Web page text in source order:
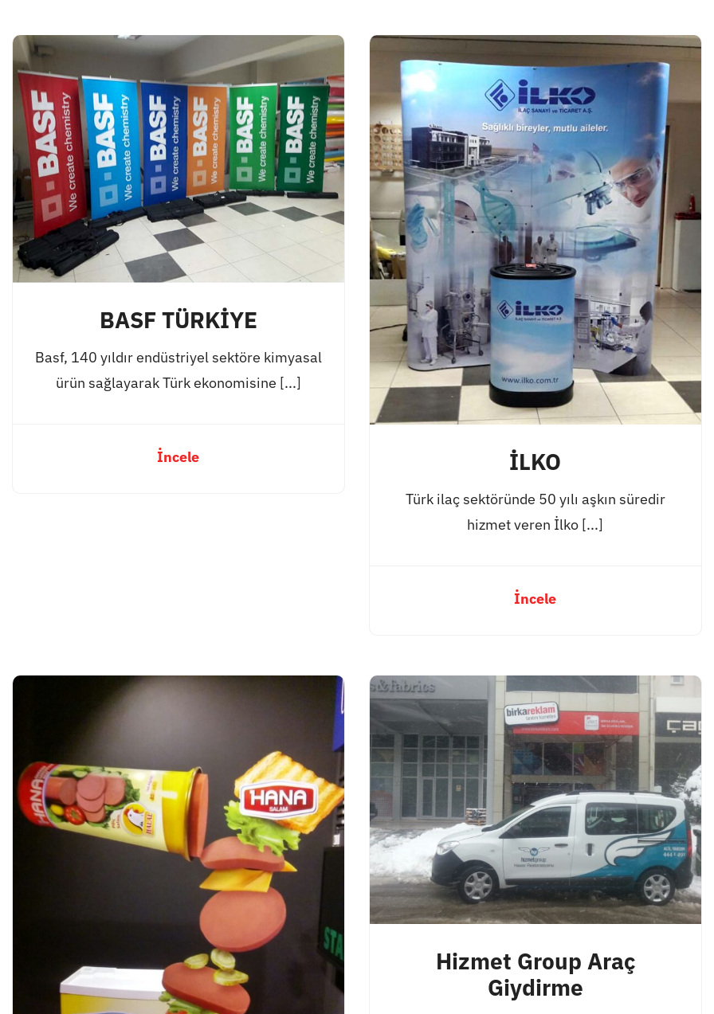
BASF TÜRKİYE
Basf, 140 yıldır endüstriyel sektöre kimyasal
ürün sağlayarak Türk ekonomisine [...]
İncele İLKO
Türk ilaç sektöründe 50 yılı aşkın süredir
hizmet veren İlko [...]
İncele
Hizmet Group Araç
Giydirme